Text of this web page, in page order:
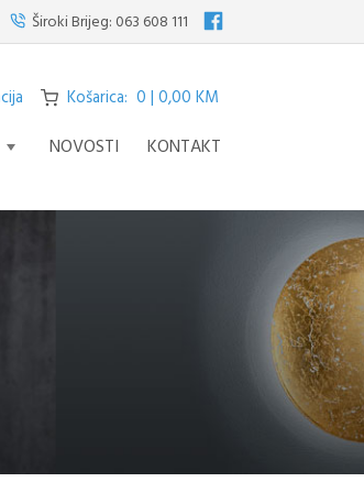
iz serije STREAM – fascinantno remek djelo koje
Široki Brijeg: 063 608 111
Košarica: 0 | 0,00 KM
NOVOSTI KONTAKT